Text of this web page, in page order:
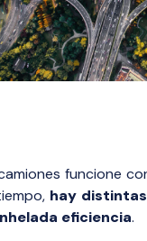
funcione
hay
eficiencia.